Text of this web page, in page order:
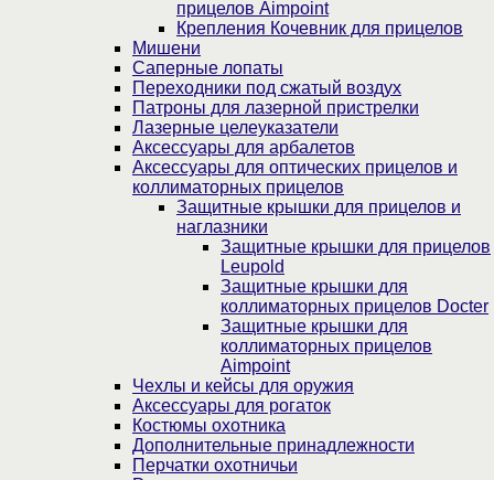
прицелов Aimpoint
Крепления Кочевник для прицелов
Мишени
Саперные лопаты
Переходники под сжатый воздух
Патроны для лазерной пристрелки
Лазерные целеуказатели
Аксессуары для арбалетов
Аксессуары для оптических прицелов и
коллиматорных прицелов
Защитные крышки для прицелов и
наглазники
Защитные крышки для прицелов
Leupold
Защитные крышки для
коллиматорных прицелов Docter
Защитные крышки для
коллиматорных прицелов
Aimpoint
Чехлы и кейсы для оружия
Аксессуары для рогаток
Костюмы охотника
Дополнительные принадлежности
Перчатки охотничьи